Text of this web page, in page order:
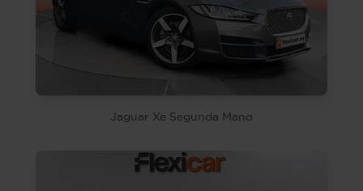
Jaguar Xe Segunda Mano